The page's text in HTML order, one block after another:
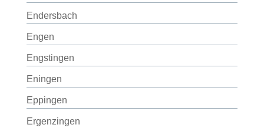
Endersbach
Engen
Engstingen
Eningen
Eppingen
Ergenzingen